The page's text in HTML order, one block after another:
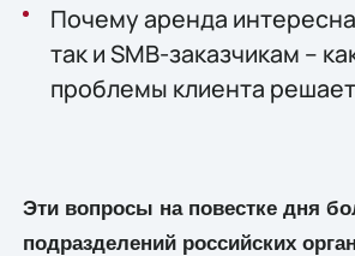
Почему аренда интересна
так и SMB-заказчикам –
проблемы клиента
Эти вопросы на повестке дня
подразделений российских